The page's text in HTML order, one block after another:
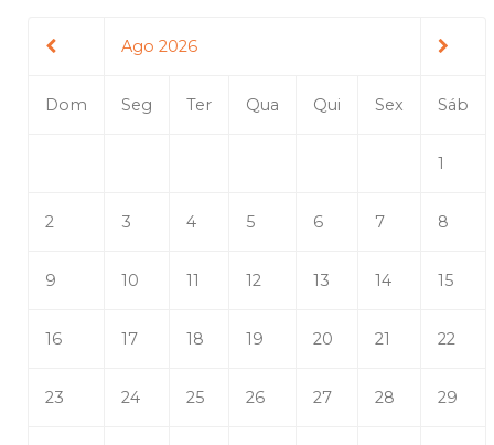
Ago 2026
Dom Seg Ter Qua Qui Sex Sáb
1
2 3 4 5 6 7 8
9 10 11 12 13 14 15
16 17 18 19 20 21 22
23 24 25 26 27 28 29